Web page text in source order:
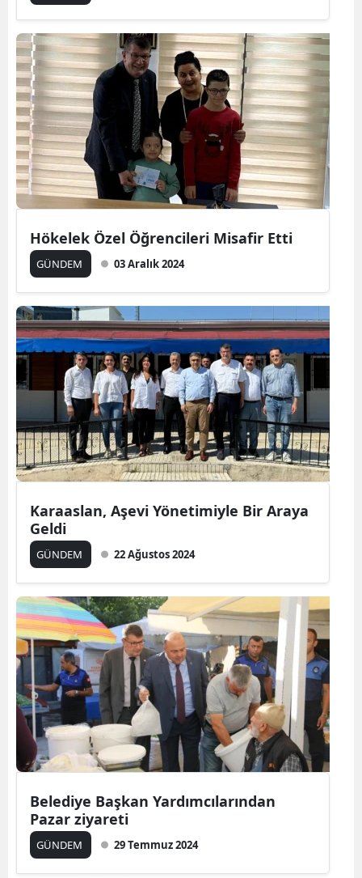
Hökelek Özel Öğrencileri Misafir Etti
GÜNDEM 03 Aralık 2024
Karaaslan, Aşevi Yönetimiyle Bir Araya
Geldi
GÜNDEM 22 Ağustos 2024
Belediye Başkan Yardımcılarından
Pazar ziyareti
GÜNDEM 29 Temmuz 2024